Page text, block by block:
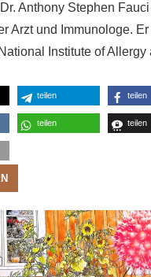
Anthony Stephen
Arzt und Immunologe.
Institute of Allergy
teilen teilen
teilen teilen